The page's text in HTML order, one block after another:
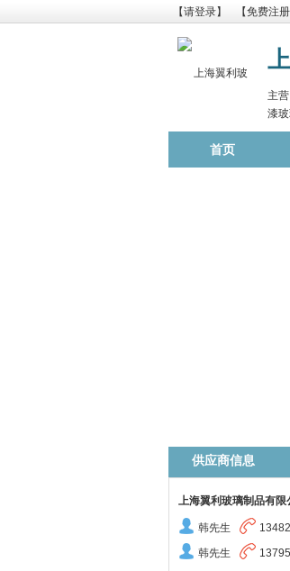
【请登录】 【免费注册
主
漆
首页
供应商信息
上海翼利玻璃制品有限
韩先生
韩先生